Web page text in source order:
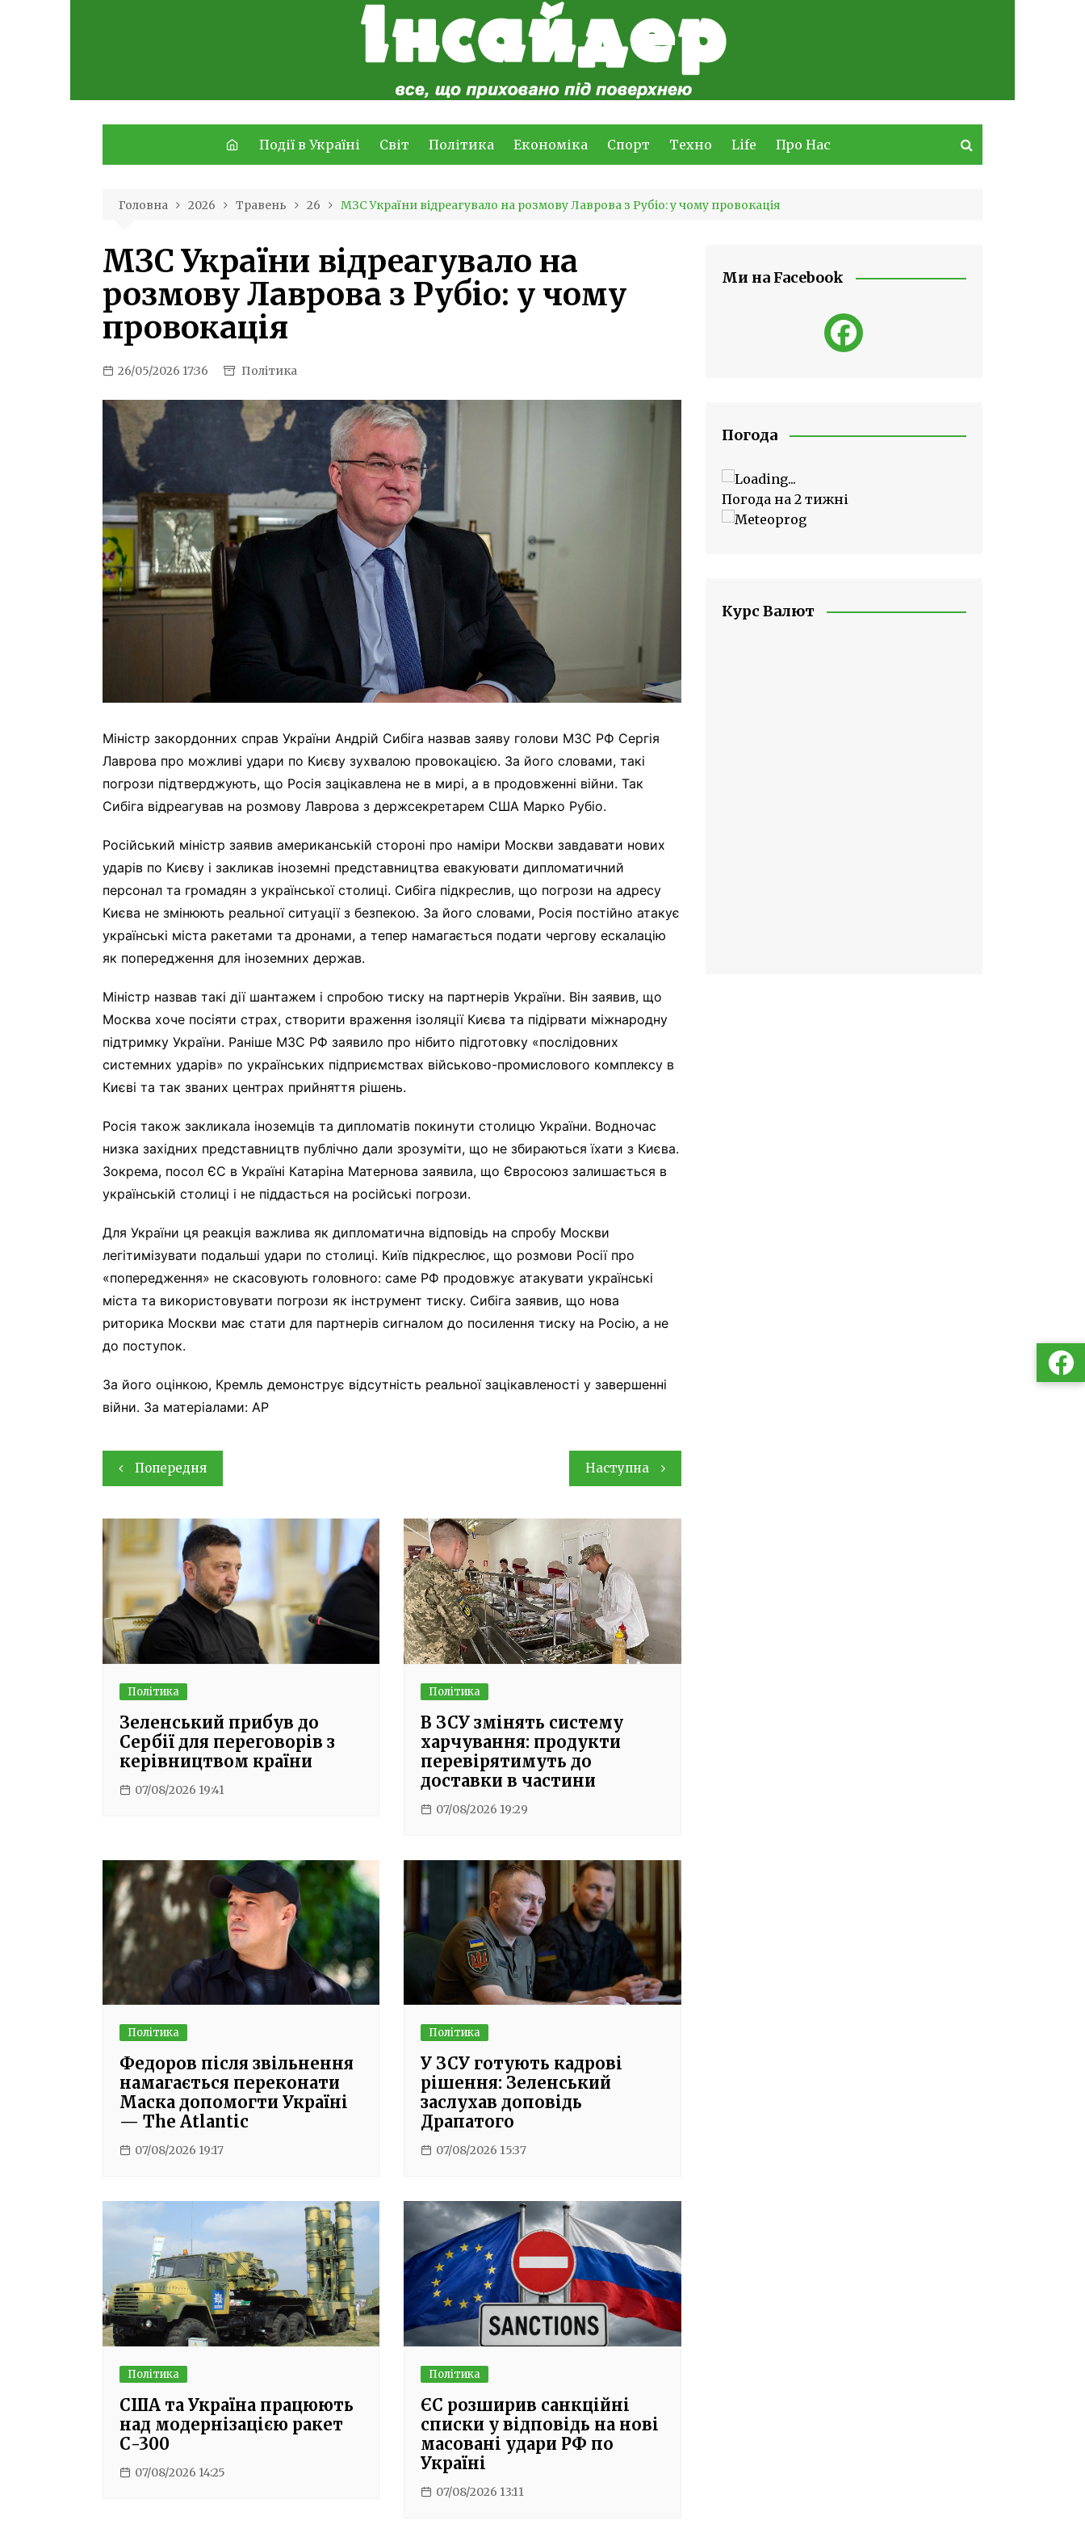
Події в Україні Світ Політика Економіка Спорт Техно Life Про Нас
Головна 2026 Травень 26 МЗС України відреагувало на розмову Лаврова з Рубіо: у чому провокація
МЗС України відреагувало на
розмову Лаврова з Рубіо: у чому
провокація
26/05/2026 17:36 Політика
Міністр закордонних справ України Андрій Сибіга назвав заяву голови МЗС РФ Сергія
Лаврова про можливі удари по Києву зухвалою провокацією. За його словами, такі
погрози підтверджують, що Росія зацікавлена не в мирі, а в продовженні війни. Так
Сибіга відреагував на розмову Лаврова з держсекретарем США Марко Рубіо.
Російський міністр заявив американській стороні про наміри Москви завдавати нових
ударів по Києву і закликав іноземні представництва евакуювати дипломатичний
персонал та громадян з української столиці. Сибіга підкреслив, що погрози на адресу
Києва не змінюють реальної ситуації з безпекою. За його словами, Росія постійно атакує
українські міста ракетами та дронами, а тепер намагається подати чергову ескалацію
як попередження для іноземних держав.
Міністр назвав такі дії шантажем і спробою тиску на партнерів України. Він заявив, що
Москва хоче посіяти страх, створити враження ізоляції Києва та підірвати міжнародну
підтримку України. Раніше МЗС РФ заявило про нібито підготовку «послідовних
системних ударів» по українських підприємствах військово-промислового комплексу в
Києві та так званих центрах прийняття рішень.
Росія також закликала іноземців та дипломатів покинути столицю України. Водночас
низка західних представництв публічно дали зрозуміти, що не збираються їхати з Києва.
Зокрема, посол ЄС в Україні Катаріна Матернова заявила, що Євросоюз залишається в
українській столиці і не піддасться на російські погрози.
Для України ця реакція важлива як дипломатична відповідь на спробу Москви
легітимізувати подальші удари по столиці. Київ підкреслює, що розмови Росії про
«попередження» не скасовують головного: саме РФ продовжує атакувати українські
міста та використовувати погрози як інструмент тиску. Сибіга заявив, що нова
риторика Москви має стати для партнерів сигналом до посилення тиску на Росію, а не
до поступок.
За його оцінкою, Кремль демонструє відсутність реальної зацікавленості у завершенні
війни. За матеріалами: AP
Навігація
записів
Попередня Наступна
Політика
Зеленський прибув до
Сербії для переговорів з
керівництвом країни
07/08/2026 19:41
Політика
В ЗСУ змінять систему
харчування: продукти
перевірятимуть до
доставки в частини
07/08/2026 19:29
Політика
Федоров після звільнення
намагається переконати
Маска допомогти Україні
— The Atlantic
07/08/2026 19:17
Політика
У ЗСУ готують кадрові
рішення: Зеленський
заслухав доповідь
Драпатого
07/08/2026 15:37
Політика
США та Україна працюють
над модернізацією ракет
С-300
07/08/2026 14:25
Політика
ЄС розширив санкційні
списки у відповідь на нові
масовані удари РФ по
Україні
07/08/2026 13:11
Ми на Facebook
Погода
Погода на 2 тижні
Курс Валют